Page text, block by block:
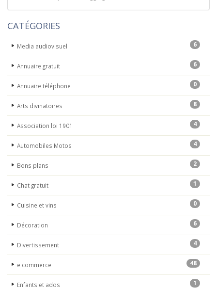
CATÉGORIES
Media audiovisuel 6
Annuaire gratuit 6
Annuaire téléphone 0
Arts divinatoires 8
Association loi 1901 4
Automobiles Motos 4
Bons plans 2
Chat gratuit 1
Cuisine et vins 0
Décoration 6
Divertissement 4
e commerce 48
Enfants et ados 1